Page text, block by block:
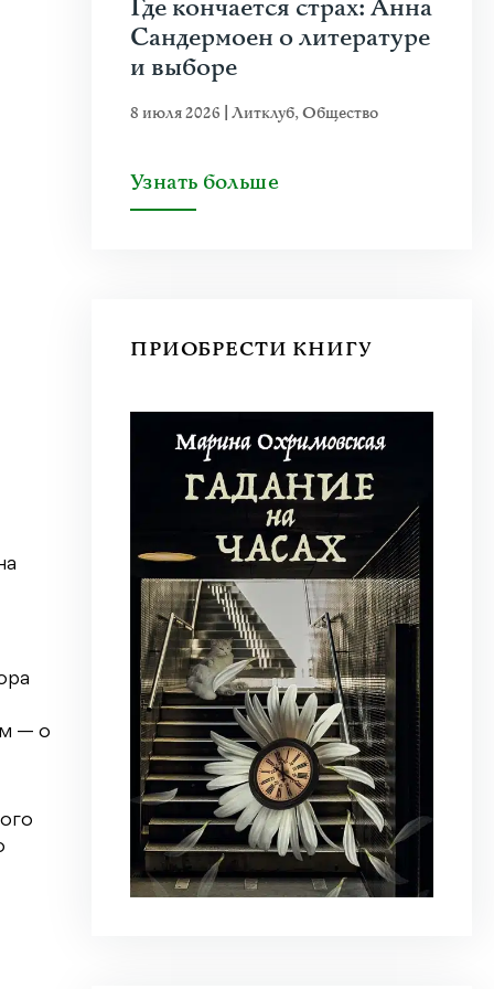
— о
Где кончается страх: Анна
Сандермоен о литературе
и выборе
8 июля 2026 Литклуб,Общество
Узнать больше
ПРИОБРЕСТИ КНИГУ